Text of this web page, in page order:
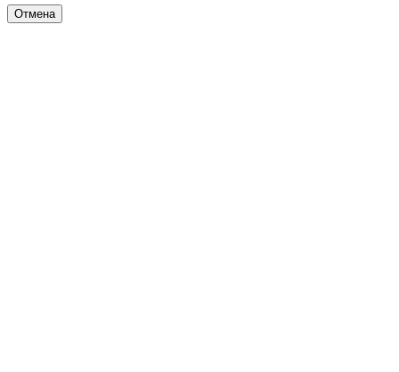
Отмена